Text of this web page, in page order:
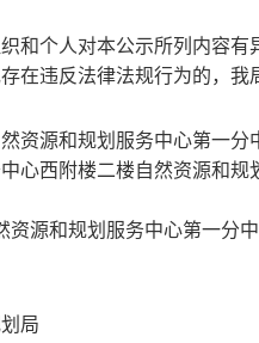
和个人对本公示所列内容
在违反法律法规行为的，
资源和规划服务中心第一分
心西附楼二楼自然资源和规
资源和规划服务中心第一分
局